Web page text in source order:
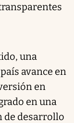
una
avance en
en
en una
de desarrollo